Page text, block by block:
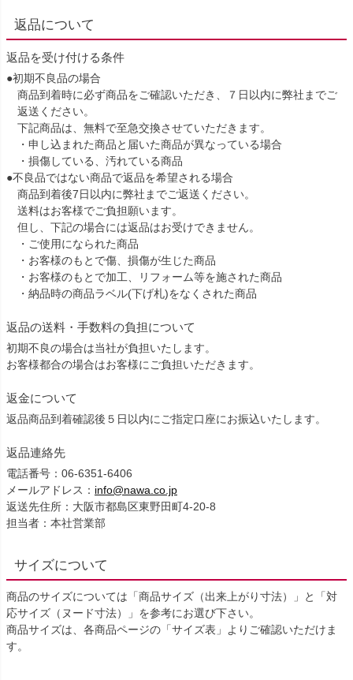
返品について
返品を受け付ける条件
●初期不良品の場合
商品到着時に必ず商品をご確認いただき、７日以内に弊社までご
返送ください。
下記商品は、無料で至急交換させていただきます。
・申し込まれた商品と届いた商品が異なっている場合
・損傷している、汚れている商品
●不良品ではない商品で返品を希望される場合
商品到着後7日以内に弊社までご返送ください。
送料はお客様でご負担願います。
但し、下記の場合には返品はお受けできません。
・ご使用になられた商品
・お客様のもとで傷、損傷が生じた商品
・お客様のもとで加工、リフォーム等を施された商品
・納品時の商品ラベル(下げ札)をなくされた商品
返品の送料・手数料の負担について
初期不良の場合は当社が負担いたします。
お客様都合の場合はお客様にご負担いただきます。
返金について
返品商品到着確認後５日以内にご指定口座にお振込いたします。
返品連絡先
電話番号：06-6351-6406
メールアドレス： info@nawa.co.jp
返送先住所：大阪市都島区東野田町4-20-8
担当者：本社営業部
サイズについて
商品のサイズについては「商品サイズ（出来上がり寸法）」と「対
応サイズ（ヌード寸法）」を参考にお選び下さい。
商品サイズは、各商品ページの「サイズ表」よりご確認いただけま
す。